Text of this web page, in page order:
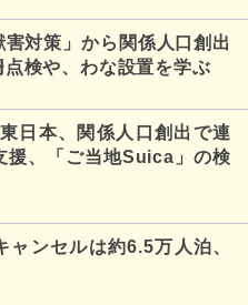
対策」から関係人口創出
検や、わな設置を学ぶ
日本、関係人口創出で連
援、「ご当地Suica」の検
ンセルは約6.5万人泊、